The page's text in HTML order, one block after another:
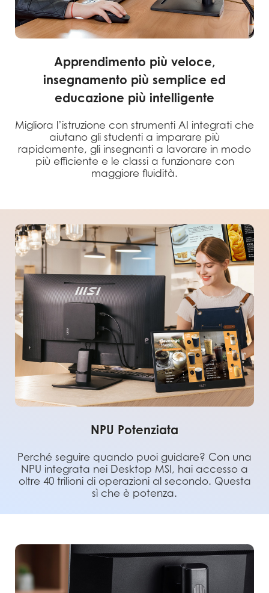
Apprendimento più veloce,
insegnamento più semplice ed
educazione più intelligente
Migliora l’istruzione con strumenti AI integrati che
aiutano gli studenti a imparare più
rapidamente, gli insegnanti a lavorare in modo
più efficiente e le classi a funzionare con
maggiore fluidità.
NPU Potenziata
Perché seguire quando puoi guidare? Con una
NPU integrata nei Desktop MSI, hai accesso a
oltre 40 trilioni di operazioni al secondo. Questa
sì che è potenza.